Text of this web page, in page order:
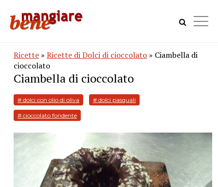
Ricette » Ricette di Dolci di cioccolato » Ciambella di
cioccolato
Ciambella di cioccolato
# dolci con olio di oliva # dolci pasquali
# cioccolato fondente